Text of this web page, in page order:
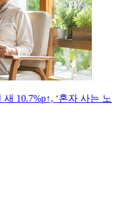
10.7%p↑, ‘혼자 사는 노